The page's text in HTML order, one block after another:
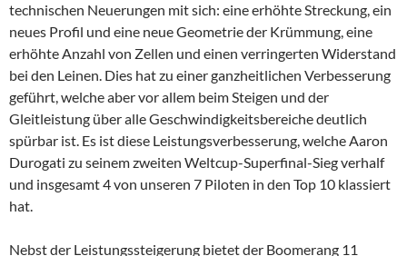
technischen Neuerungen mit sich: eine erhöhte Streckung, ein
neues Profil und eine neue Geometrie der Krümmung, eine
erhöhte Anzahl von Zellen und einen verringerten Widerstand
bei den Leinen. Dies hat zu einer ganzheitlichen Verbesserung
geführt, welche aber vor allem beim Steigen und der
Gleitleistung über alle Geschwindigkeitsbereiche deutlich
spürbar ist. Es ist diese Leistungsverbesserung, welche Aaron
Durogati zu seinem zweiten Weltcup-Superfinal-Sieg verhalf
und insgesamt 4 von unseren 7 Piloten in den Top 10 klassiert
hat.
Nebst der Leistungssteigerung bietet der Boomerang 11